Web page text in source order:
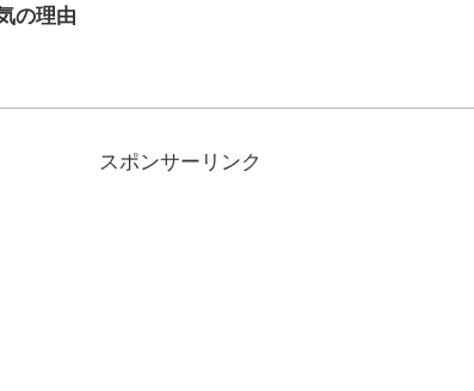
の理由
スポンサーリンク